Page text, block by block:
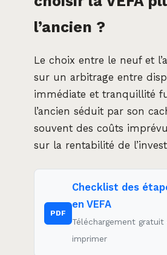
l’ancien ?
Le choix entre le neuf et
sur un arbitrage entre
immédiate et tranquillité
l’ancien séduit par son
souvent des coûts
sur la rentabilité de
PDF
Checklist des
en VEFA
Téléchargement
imprimer